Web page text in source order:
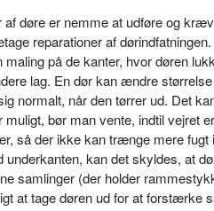
af døre er nemme at udføre og
reparationer af dørindfatningen.
maling på de kanter, hvor døren
lag. En dør kan ændre
normalt, når den tørrer ud. Det
bør man vente, indtil vejret
så der ikke kan trænge mere fugt
underkanten, kan det skyldes, at
samlinger (der holder
at tage døren ud for at forstærke